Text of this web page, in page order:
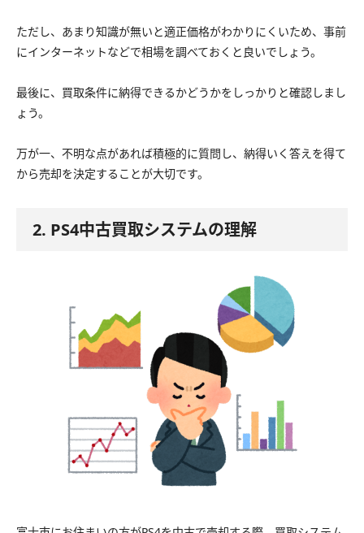
ただし、あまり知識が無いと適正価格がわかりにくいため、事前
にインターネットなどで相場を調べておくと良いでしょう。
最後に、買取条件に納得できるかどうかをしっかりと確認しまし
ょう。
万が一、不明な点があれば積極的に質問し、納得いく答えを得て
から売却を決定することが大切です。
2. PS4中古買取システムの理解